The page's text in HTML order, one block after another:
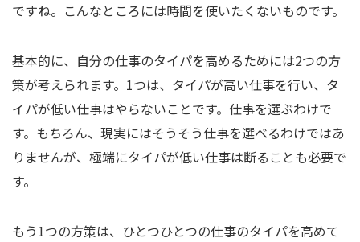
ですね。こんなところには時間を使いたくないものです。
基本的に、自分の仕事のタイパを高めるためには2つの方
策が考えられます。1つは、タイパが高い仕事を行い、タ
イパが低い仕事はやらないことです。仕事を選ぶわけで
す。もちろん、現実にはそうそう仕事を選べるわけではあ
りませんが、極端にタイパが低い仕事は断ることも必要で
す。
もう1つの方策は、ひとつひとつの仕事のタイパを高めて